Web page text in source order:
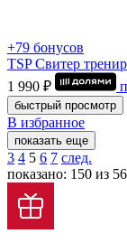
+79 бонусов
TSP Свитер
1 990 ₽
быстрый просмотр
В избранное
показать еще
3 4 5 6 7 след.
показано: 150 из